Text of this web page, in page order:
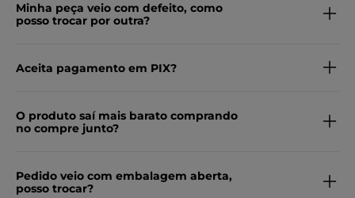
Minha peça veio com defeito, como
posso trocar por outra?
Aceita pagamento em PIX?
O produto saí mais barato comprando
no compre junto?
Pedido veio com embalagem aberta,
posso trocar?